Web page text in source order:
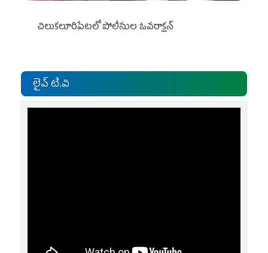
చిలుక‌లూరిపేట‌లో పోలీసుల ఓవ‌రాక్ష‌న్‌
లైవ్ టి.వి